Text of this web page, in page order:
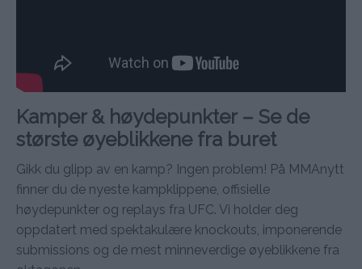
Kamper & høydepunkter – Se de
største øyeblikkene fra buret
Gikk du glipp av en kamp? Ingen problem! På MMAnytt
finner du de nyeste kampklippene, offisielle
høydepunkter og replays fra UFC. Vi holder deg
oppdatert med spektakulære knockouts, imponerende
submissions og de mest minneverdige øyeblikkene fra